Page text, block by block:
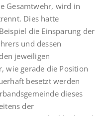
Gesamtwehr, wird in
Dies hatte
die Einsparung der
und dessen
jeweiligen
wie gerade die Position
besetzt werden
dieses
der